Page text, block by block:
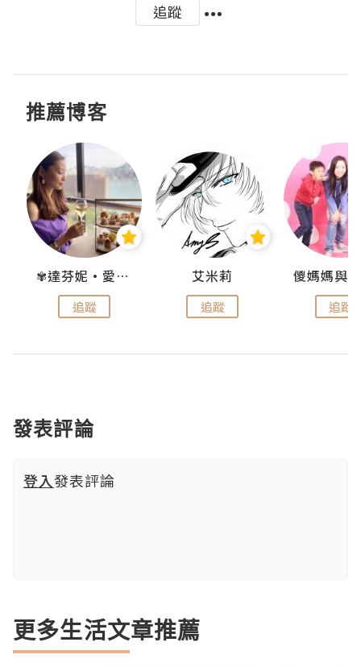
追蹤
推薦博客
✾達芬妮•愛孩子•愛生活✾
追蹤
艾米莉
追蹤 追蹤
發表評論
登入發表評論
更多生活文章推薦